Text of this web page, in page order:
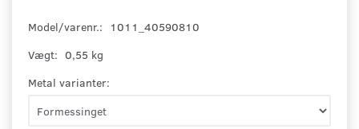
Model/varenr.:
1011_40590810
Vægt: 0,55 kg
Metal varianter: